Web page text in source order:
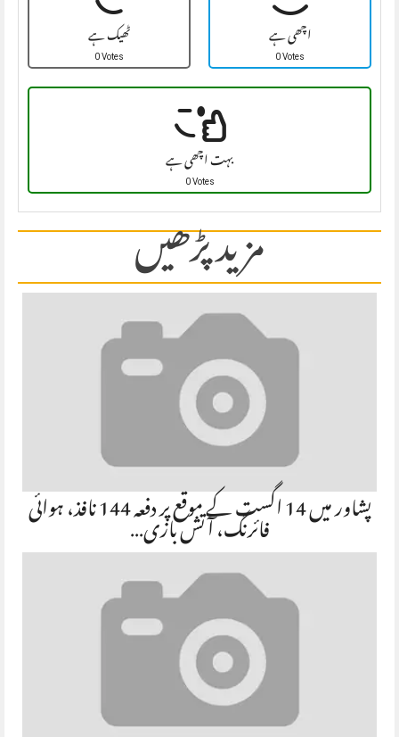
ٹھیک ہے
0 Votes اچھی ہے
0 Votes
بہت اچھی ہے
0 Votes
مزید پڑھیں
پشاور میں 14 اگست کے موقع پر دفعہ 144 نافذ، ہوائی فائرنگ، آتش بازی…